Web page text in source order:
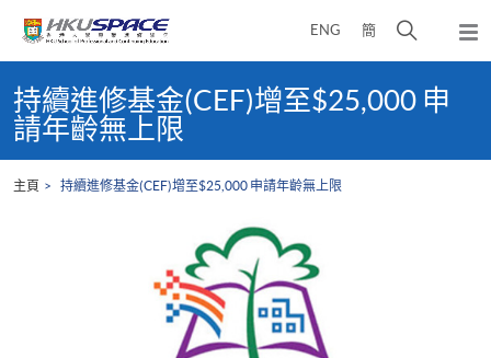
ENG 簡
開
搜
尋
面
彈
出
content
start持續進修基金(CEF)增至$25,000 申
請年齡無上限
主頁 持續進修基金(CEF)增至$25,000 申請年齡無上限